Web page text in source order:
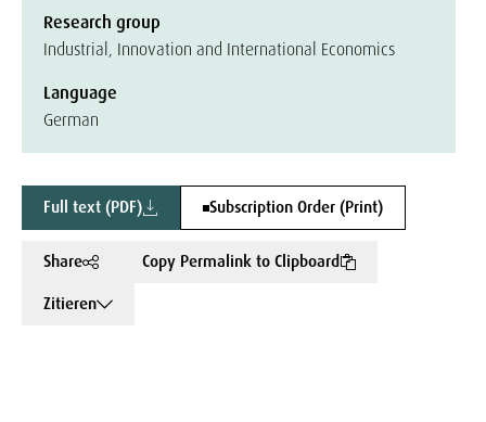
Research group
Industrial, Innovation and International Economics
Language
German
Full text (PDF) Subscription Order (Print)
Share
Copy Permalink to Clipboard
Zitieren